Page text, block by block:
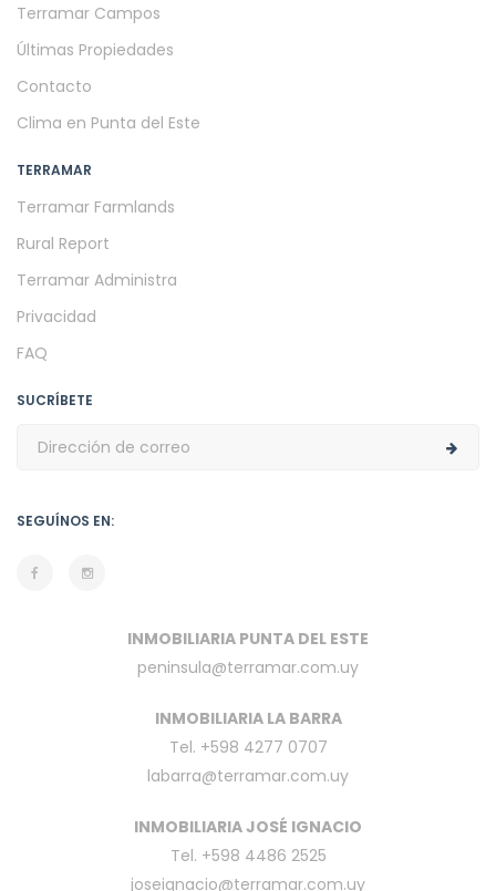
Terramar Campos
Últimas Propiedades
Contacto
Clima en Punta del Este
TERRAMAR
Terramar Farmlands
Rural Report
Terramar Administra
Privacidad
FAQ
SUCRÍBETE
SEGUÍNOS EN:
INMOBILIARIA PUNTA DEL ESTE
peninsula@terramar.com.uy
INMOBILIARIA LA BARRA
Tel. +598 4277 0707
labarra@terramar.com.uy
INMOBILIARIA JOSÉ IGNACIO
Tel. +598 4486 2525
joseignacio@terramar.com.uy